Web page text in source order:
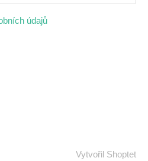
údajů
Vytvořil Shoptet